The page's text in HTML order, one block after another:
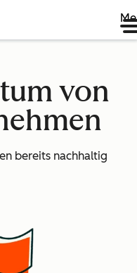
von
bereits nachhaltig